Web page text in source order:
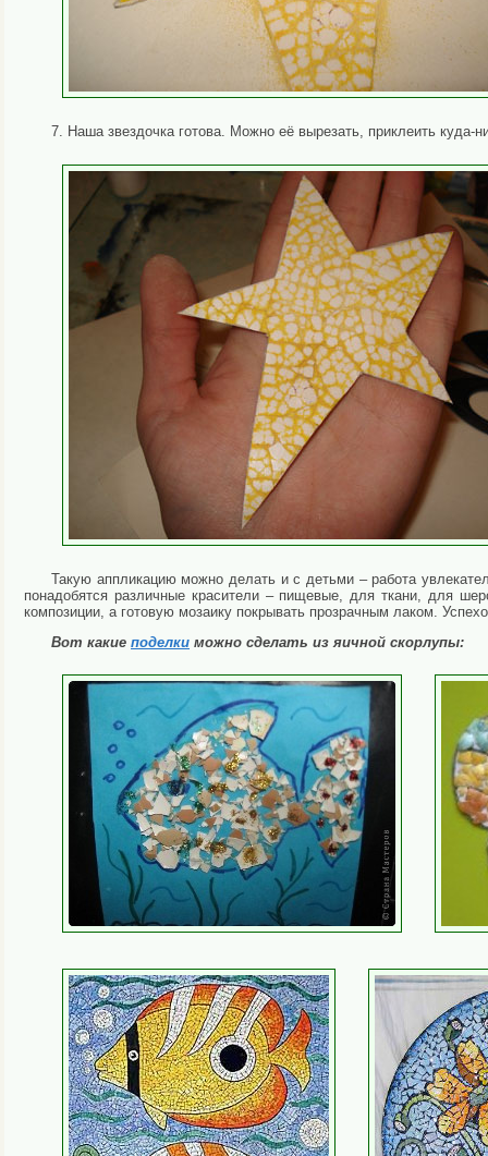
7. Наша звездочка готова. Можно её вырезать, приклеить куда-
Такую аппликацию можно делать и с детьми – работа
понадобятся различные красители – пищевые, для ткани, для
композиции, а готовую мозаику покрывать прозрачным лаком.
Вот какие поделки можно сделать из яичной скорлупы: